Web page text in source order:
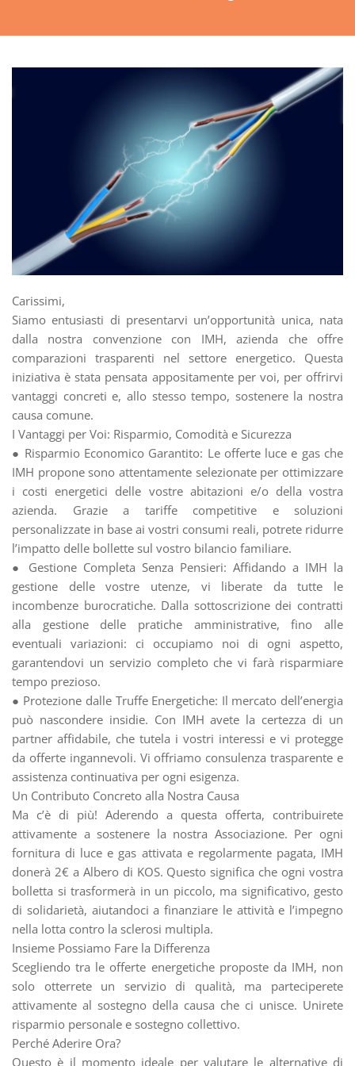
Carissimi,
Siamo entusiasti di presentarvi un’opportunità unica, nata
dalla nostra convenzione con IMH, azienda che offre
comparazioni trasparenti nel settore energetico. Questa
iniziativa è stata pensata appositamente per voi, per offrirvi
vantaggi concreti e, allo stesso tempo, sostenere la nostra
causa comune.
I Vantaggi per Voi: Risparmio, Comodità e Sicurezza
● Risparmio Economico Garantito: Le offerte luce e gas che
IMH propone sono attentamente selezionate per ottimizzare
i costi energetici delle vostre abitazioni e/o della vostra
azienda. Grazie a tariffe competitive e soluzioni
personalizzate in base ai vostri consumi reali, potrete ridurre
l’impatto delle bollette sul vostro bilancio familiare.
● Gestione Completa Senza Pensieri: Affidando a IMH la
gestione delle vostre utenze, vi liberate da tutte le
incombenze burocratiche. Dalla sottoscrizione dei contratti
alla gestione delle pratiche amministrative, fino alle
eventuali variazioni: ci occupiamo noi di ogni aspetto,
garantendovi un servizio completo che vi farà risparmiare
tempo prezioso.
● Protezione dalle Truffe Energetiche: Il mercato dell’energia
può nascondere insidie. Con IMH avete la certezza di un
partner affidabile, che tutela i vostri interessi e vi protegge
da offerte ingannevoli. Vi offriamo consulenza trasparente e
assistenza continuativa per ogni esigenza.
Un Contributo Concreto alla Nostra Causa
Ma c’è di più! Aderendo a questa offerta, contribuirete
attivamente a sostenere la nostra Associazione. Per ogni
fornitura di luce e gas attivata e regolarmente pagata, IMH
donerà 2€ a Albero di KOS. Questo significa che ogni vostra
bolletta si trasformerà in un piccolo, ma significativo, gesto
di solidarietà, aiutandoci a finanziare le attività e l’impegno
nella lotta contro la sclerosi multipla.
Insieme Possiamo Fare la Differenza
Scegliendo tra le offerte energetiche proposte da IMH, non
solo otterrete un servizio di qualità, ma parteciperete
attivamente al sostegno della causa che ci unisce. Unirete
risparmio personale e sostegno collettivo.
Perché Aderire Ora?
Questo è il momento ideale per valutare le alternative di